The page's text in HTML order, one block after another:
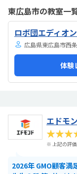
今のところありません
東広島市の教室一
ロボ団エディオ
広島県東広島市西
体験
エドモ
※ 上記の評
2026年 GMO顧客満